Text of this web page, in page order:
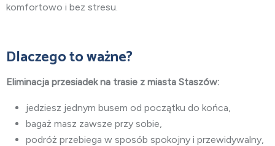
komfortowo i bez stresu.
Dlaczego to ważne?
Eliminacja przesiadek na trasie z miasta Staszów:
jedziesz jednym busem od początku do końca,
bagaż masz zawsze przy sobie,
podróż przebiega w sposób spokojny i przewidywalny,